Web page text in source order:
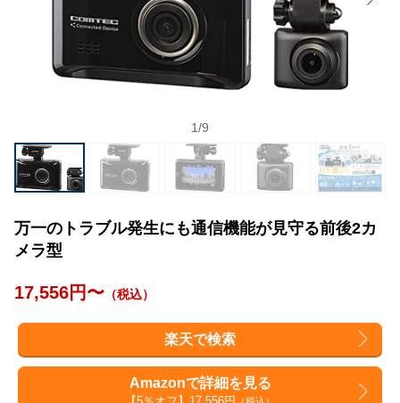
1/9
万一のトラブル発生にも通信機能が見守る前後2カ
メラ型
17,556円〜 （税込）
楽天で検索
Amazonで詳細を見る
【5％オフ】17,556円 （税込）